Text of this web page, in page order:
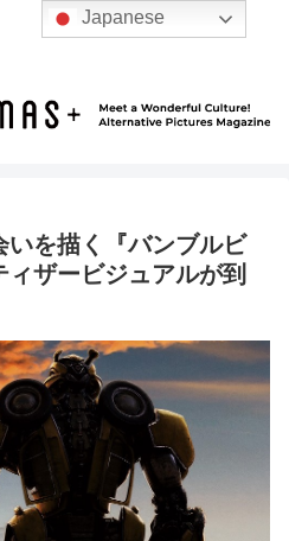
いを描く『バンブルビ
ザービジュアルが到
Japanese